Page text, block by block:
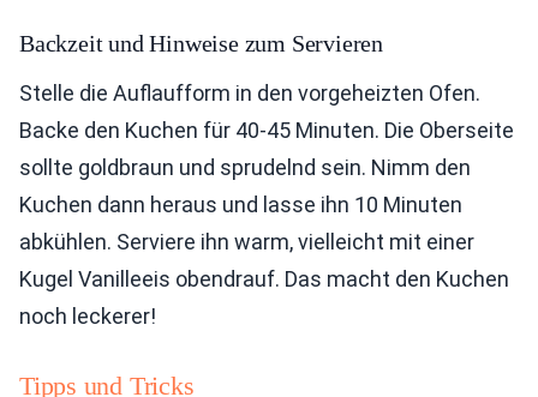
Backzeit und Hinweise zum Servieren
Stelle die Auflaufform in den vorgeheizten Ofen.
Backe den Kuchen für 40-45 Minuten. Die Oberseite
sollte goldbraun und sprudelnd sein. Nimm den
Kuchen dann heraus und lasse ihn 10 Minuten
abkühlen. Serviere ihn warm, vielleicht mit einer
Kugel Vanilleeis obendrauf. Das macht den Kuchen
noch leckerer!
Tipps und Tricks